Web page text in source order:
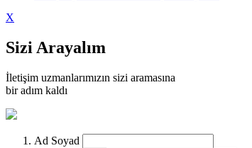
X
Sizi Arayalım
İletişim uzmanlarımızın sizi aramasına
bir adım kaldı
Ad Soyad